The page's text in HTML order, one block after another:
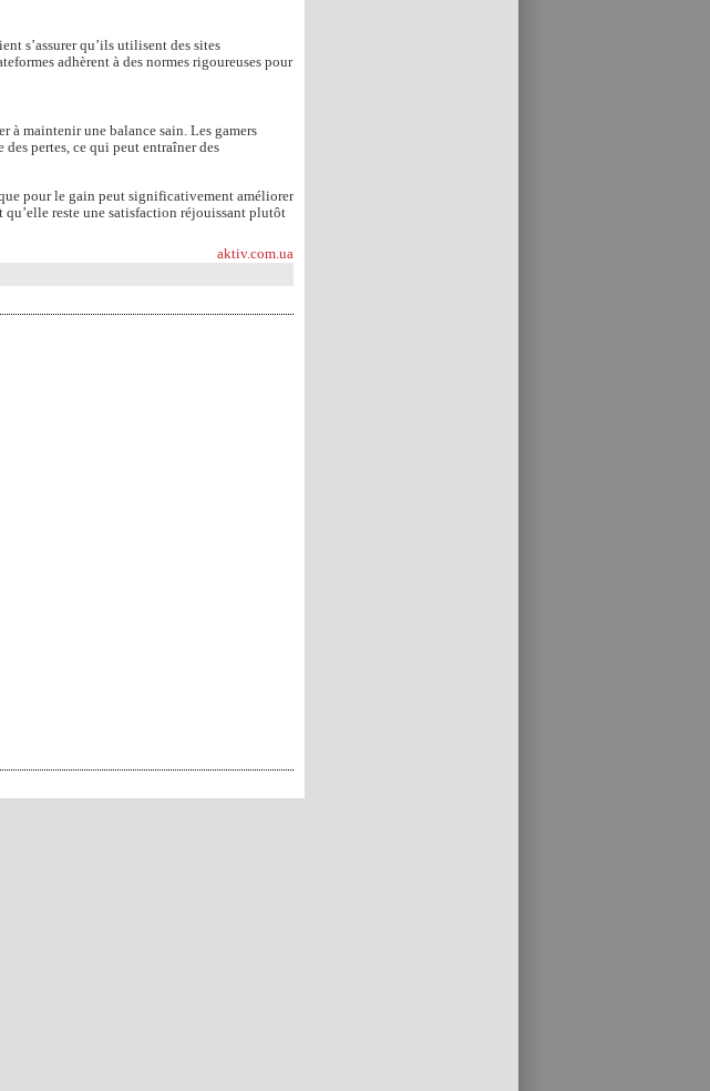
s’assurer qu’ils utilisent des sites
adhèrent à des normes rigoureuses pour
à maintenir une balance sain. Les gamers
pertes, ce qui peut entraîner des
pour le gain peut significativement améliorer
reste une satisfaction réjouissant plutôt
aktiv.com.ua